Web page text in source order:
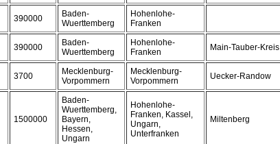
390000
Baden-
Wuerttemberg
Hohenlohe-
Franken
390000
Baden-
Wuerttemberg
Hohenlohe-
Franken
Main-Tauber-Kreis
3700
Mecklenburg-
Vorpommern
Mecklenburg-
Vorpommern
Uecker-Randow
1500000
Baden-
Wuerttemberg,
Bayern,
Hessen,
Ungarn
Hohenlohe-
Franken, Kassel,
Ungarn,
Unterfranken
Miltenberg